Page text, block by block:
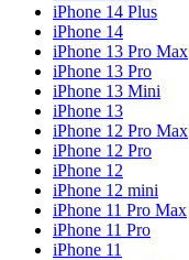
iPhone 14 Plus
iPhone 14
iPhone 13 Pro Max
iPhone 13 Pro
iPhone 13 Mini
iPhone 13
iPhone 12 Pro Max
iPhone 12 Pro
iPhone 12
iPhone 12 mini
iPhone 11 Pro Max
iPhone 11 Pro
iPhone 11